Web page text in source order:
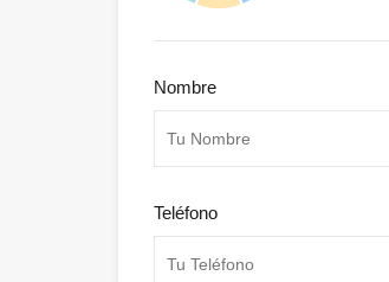
Nombre
Teléfono